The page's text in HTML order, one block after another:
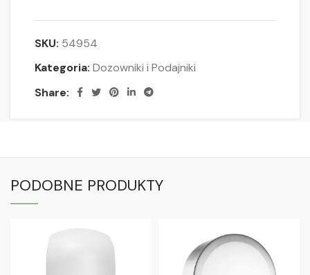
SKU: 54954
Kategoria: Dozowniki i Podajniki
Share:
PODOBNE PRODUKTY